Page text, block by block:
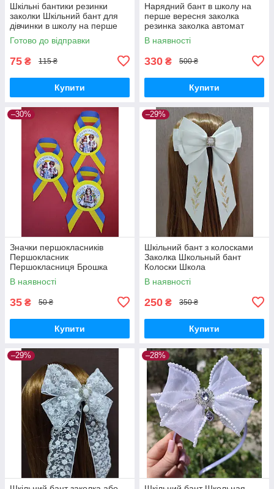
Шкільні бантики резинки
заколки Шкільний бант для
дівчинки в школу на перше
вересня
Готово до відправки
75 ₴ 115 ₴
Купити
Нарядний бант в школу на
перше вересня заколка
резинка заколка автомат
брошка Шкільний бантик з
колосками
В наявності
330 ₴ 500 ₴
Купити
–30%
Значки першокласників
Першокласник
Першокласниця Брошка
перше вересня Брошки
першокласників
В наявності
35 ₴ 50 ₴
Купити
–29%
Шкільний бант з колосками
Заколка Школьный бант
Колоски Школа
Першокласниця Перший клас
Перше вересня
В наявності
250 ₴ 350 ₴
Купити
–29% –28%